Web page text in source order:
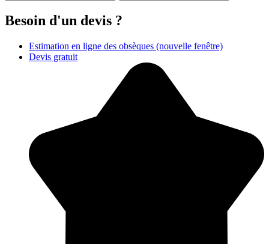
Besoin d'un devis ?
Estimation en ligne des obsèques (nouvelle fenêtre)
Devis gratuit